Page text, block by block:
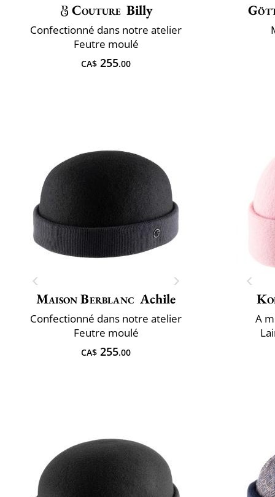
Couture Billy
Confectionné dans notre atelier
Feutre moulé
CA$ 255.00
Maison Berblanc Achile
Confectionné dans notre atelier
Feutre moulé
CA$ 255.00
A